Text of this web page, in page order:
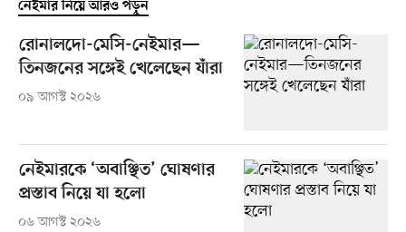
নেইমার নিয়ে আরও পড়ুন
রোনালদো-মেসি-নেইমার—
তিনজনের সঙ্গেই খেলেছেন যাঁরা
০৯ আগস্ট ২০২৬
নেইমারকে ‘অবাঞ্ছিত’ ঘোষণার
প্রস্তাব নিয়ে যা হলো
০৬ আগস্ট ২০২৬